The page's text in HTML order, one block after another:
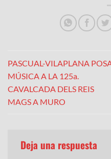
PASCUAL-VILAPLANA
MÚSICA A LA 125a.
CAVALCADA DELS REIS
MAGS A MURO
Deja una respuesta